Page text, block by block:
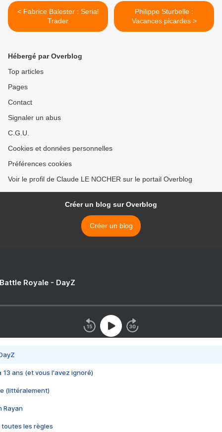
< Fabrice Balester : Serial
Trader
Philippe Sturbelle :
Vacances picardes >
Hébergé par Overblog
Top articles
Pages
Contact
Signaler un abus
C.G.U.
Cookies et données personnelles
Préférences cookies
Voir le profil de Claude LE NOCHER sur le portail Overblog
Créer un blog sur Overblog
Créer un blog
Royale - DayZ
13 ans (et vous l'avez ignoré)
(littéralement)
Rayan
toutes les règles